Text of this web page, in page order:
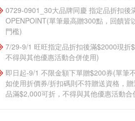
0729-0901_30大品牌同慶 指定品折扣後
OPENPOINT(單筆最高贈300點，回饋皆
門檻)
7/29-9/1 旺旺指定品折扣後滿$2000現折
不得與其他優惠活動合併使用)
即日起-9/1 不限金額下單贈$200券(單筆
如使用折價券/折扣碼則不符贈送資格，
品滿$2,000可折，不得與其他優惠活動合